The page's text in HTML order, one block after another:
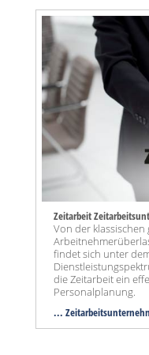
Zeitarbeit
Von der
findet sich unter
die Zeitarbeit ein
Personalplanung.
...